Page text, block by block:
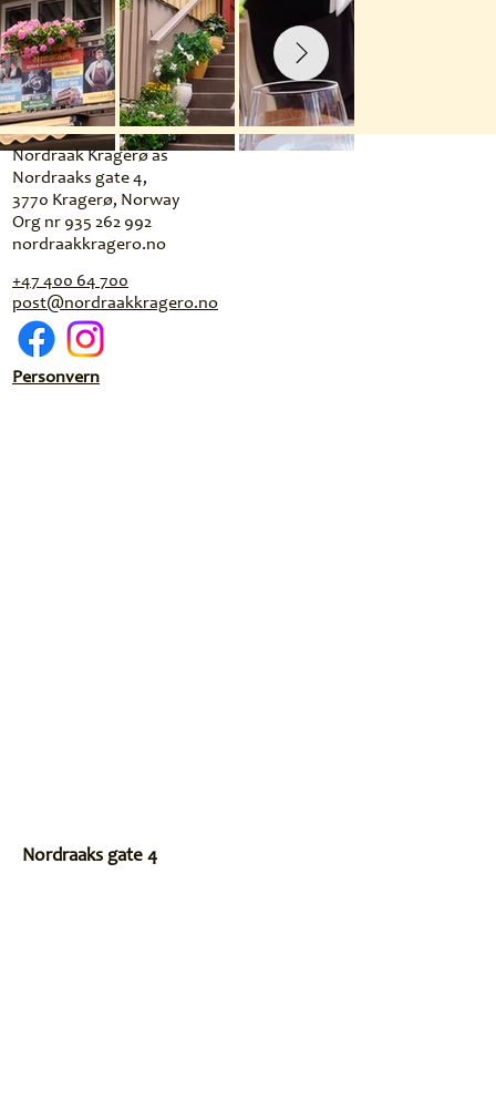
Nordraaks gate 4
Nordraak Kragerø as
Nordraaks gate 4,
3770 Kragerø, Norway
Org nr 935 262 992
nordraakkragero.no
+47 400 64 700
post@nordraakkragero.no
Personvern